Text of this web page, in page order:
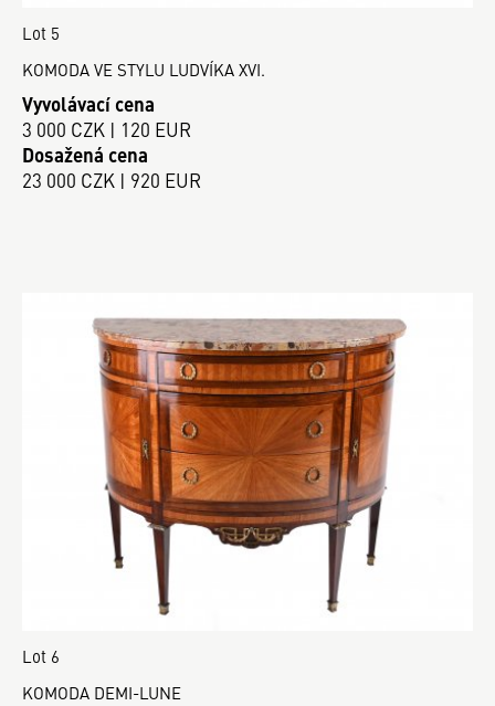
Lot 5
KOMODA VE STYLU LUDVÍKA XVI.
Vyvolávací cena
3 000 CZK | 120 EUR
Dosažená cena
23 000 CZK | 920 EUR
Lot 6
KOMODA DEMI-LUNE